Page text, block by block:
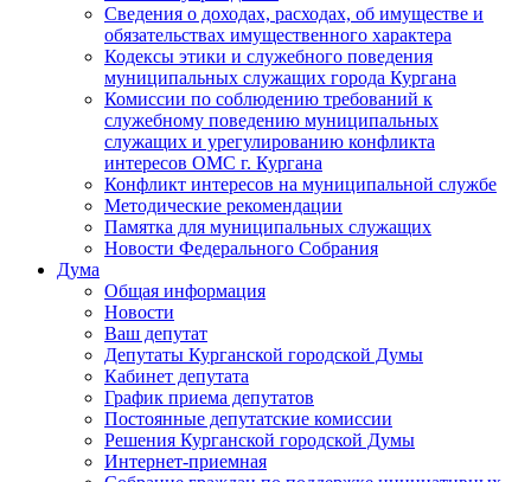
Сведения о доходах, расходах, об имуществе и
обязательствах имущественного характера
Кодексы этики и служебного поведения
муниципальных служащих города Кургана
Комиссии по соблюдению требований к
служебному поведению муниципальных
служащих и урегулированию конфликта
интересов ОМС г. Кургана
Конфликт интересов на муниципальной службе
Методические рекомендации
Памятка для муниципальных служащих
Новости Федерального Cобрания
Дума
Общая информация
Новости
Ваш депутат
Депутаты Курганской городской Думы
Кабинет депутата
График приема депутатов
Постоянные депутатские комиссии
Решения Курганской городской Думы
Интернет-приемная